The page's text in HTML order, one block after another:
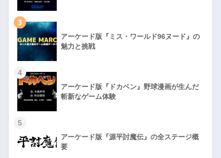
3
アーケード版『ミス・ワールド96ヌード』の
魅力と挑戦
4
アーケード版『ドカベン』野球漫画が生んだ
斬新なゲーム体験
5
アーケード版『源平討魔伝』の全ステージ概
要